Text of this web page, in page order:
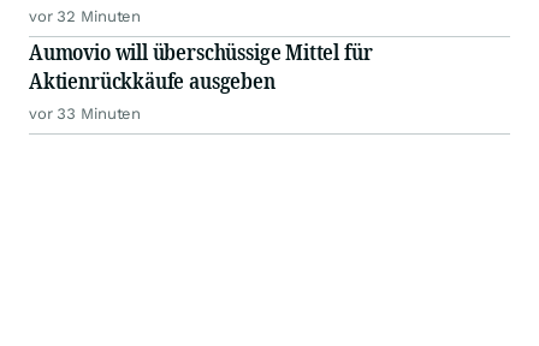
vor 32 Minuten
Aumovio will überschüssige Mittel für
Aktienrückkäufe ausgeben
vor 33 Minuten